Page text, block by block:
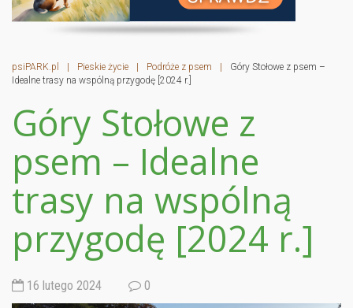
psiPARK.pl | Pieskie życie | Podróże z psem |
Góry Stołowe z psem –
Idealne trasy na wspólną przygodę [2024 r.]
Góry Stołowe z
psem – Idealne
trasy na wspólną
przygodę [2024 r.]
16 lutego 2024 0